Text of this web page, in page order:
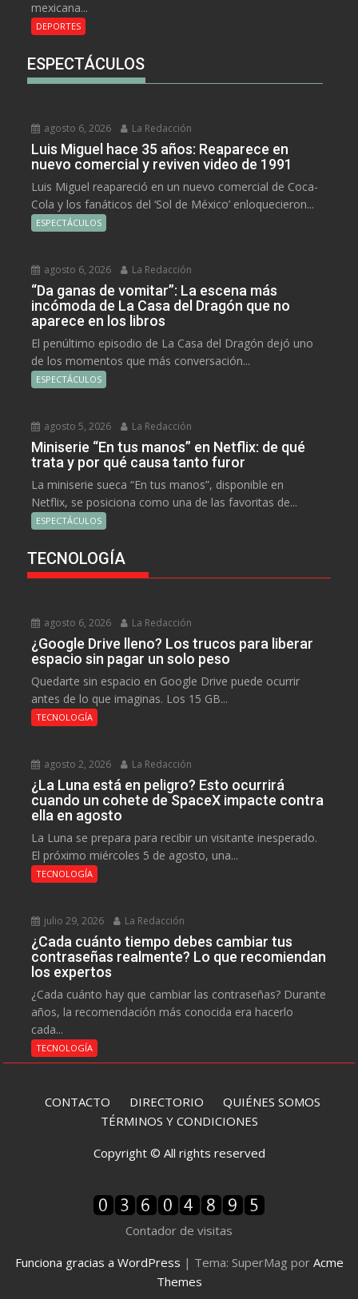
mexicana...
DEPORTES
ESPECTÁCULOS
agosto 6, 2026 La Redacción
Luis Miguel hace 35 años: Reaparece en
nuevo comercial y reviven video de 1991
Luis Miguel reapareció en un nuevo comercial de Coca-
Cola y los fanáticos del ‘Sol de México’ enloquecieron...
ESPECTÁCULOS
agosto 6, 2026 La Redacción
“Da ganas de vomitar”: La escena más
incómoda de La Casa del Dragón que no
aparece en los libros
El penúltimo episodio de La Casa del Dragón dejó uno
de los momentos que más conversación...
ESPECTÁCULOS
agosto 5, 2026 La Redacción
Miniserie “En tus manos” en Netflix: de qué
trata y por qué causa tanto furor
La miniserie sueca “En tus manos”, disponible en
Netflix, se posiciona como una de las favoritas de...
ESPECTÁCULOS
TECNOLOGÍA
agosto 6, 2026 La Redacción
¿Google Drive lleno? Los trucos para liberar
espacio sin pagar un solo peso
Quedarte sin espacio en Google Drive puede ocurrir
antes de lo que imaginas. Los 15 GB...
TECNOLOGÍA
agosto 2, 2026 La Redacción
¿La Luna está en peligro? Esto ocurrirá
cuando un cohete de SpaceX impacte contra
ella en agosto
La Luna se prepara para recibir un visitante inesperado.
El próximo miércoles 5 de agosto, una...
TECNOLOGÍA
julio 29, 2026 La Redacción
¿Cada cuánto tiempo debes cambiar tus
contraseñas realmente? Lo que recomiendan
los expertos
¿Cada cuánto hay que cambiar las contraseñas? Durante
años, la recomendación más conocida era hacerlo
cada...
TECNOLOGÍA
CONTACTO DIRECTORIO QUIÉNES SOMOS
TÉRMINOS Y CONDICIONES
Copyright © All rights reserved
Contador de visitas
Funciona gracias a WordPress | Tema: SuperMag por Acme
Themes